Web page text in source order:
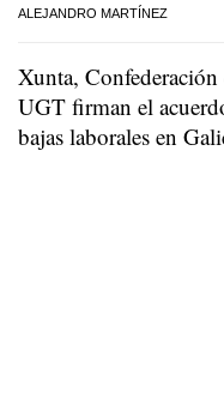
ALEJANDRO MARTÍNEZ
Xunta,
UGT firman el
bajas laborales en